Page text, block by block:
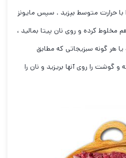
حرارت متوسط بپزید . سپس مایونز
کرده و روی نان پیتا بمالید ،
هر گونه سبزیجاتی که مطابق
گوشت را روی آنها بریزید و نان را